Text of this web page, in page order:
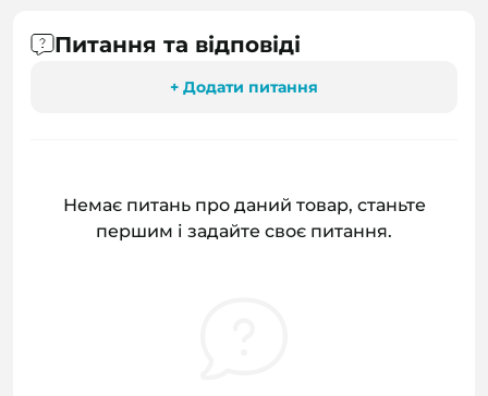
Питання та відповіді
+ Додати питання
Немає питань про даний товар, станьте
першим і задайте своє питання.